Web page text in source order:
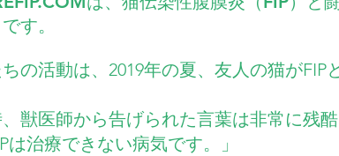
す。
の活動は、2019年の夏、友人の猫が
獣医師から告げられた言葉は非常に残酷
は治療できない病気です。」